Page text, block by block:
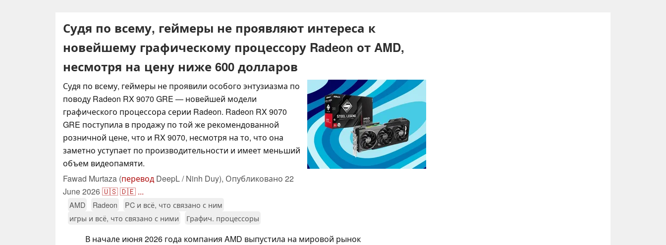
Судя по всему, геймеры не проявляют интереса к
новейшему графическому процессору Radeon от AMD,
несмотря на цену ниже 600 долларов
Судя по всему, геймеры не проявили особого энтузиазма по
поводу Radeon RX 9070 GRE — новейшей модели
графического процессора серии Radeon. Radeon RX 9070
GRE поступила в продажу по той же рекомендованной
розничной цене, что и RX 9070, несмотря на то, что она
заметно уступает по производительности и имеет меньший
объем видеопамяти.
Fawad Murtaza (перевод DeepL / Ninh Duy), Опубликовано 22
June 2026🇺🇸🇩🇪 ...
AMD Radeon
PC и всё, что связано с ним
игры и всё, что связано с ними
Графич. процессоры
В начале июня 2026 года компания AMD выпустила на мировой рынок